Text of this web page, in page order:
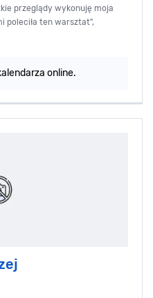
przeglądy wykonuję moja
poleciła ten warsztat",
online.